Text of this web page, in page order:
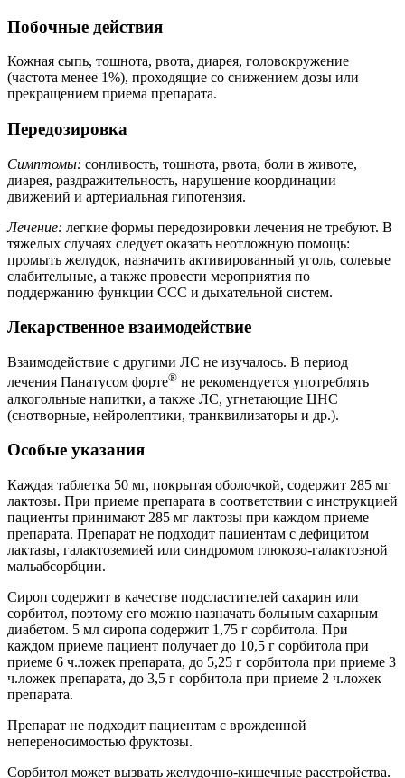
Побочные действия
Кожная сыпь, тошнота, рвота, диарея, головокружение
(частота менее 1%), проходящие со снижением дозы или
прекращением приема препарата.
Передозировка
Симптомы: сонливость, тошнота, рвота, боли в животе,
диарея, раздражительность, нарушение координации
движений и артериальная гипотензия.
Лечение: легкие формы передозировки лечения не требуют. В
тяжелых случаях следует оказать неотложную помощь:
промыть желудок, назначить активированный уголь, солевые
слабительные, а также провести мероприятия по
поддержанию функции ССС и дыхательной систем.
Лекарственное взаимодействие
Взаимодействие с другими ЛС не изучалось. В период
лечения Панатусом форте® не рекомендуется употреблять
алкогольные напитки, а также ЛС, угнетающие ЦНС
(снотворные, нейролептики, транквилизаторы и др.).
Особые указания
Каждая таблетка 50 мг, покрытая оболочкой, содержит 285 мг
лактозы. При приеме препарата в соответствии с инструкцией
пациенты принимают 285 мг лактозы при каждом приеме
препарата. Препарат не подходит пациентам с дефицитом
лактазы, галактоземией или синдромом глюкозо-галактозной
мальабсорбции.
Сироп содержит в качестве подсластителей сахарин или
сорбитол, поэтому его можно назначать больным сахарным
диабетом. 5 мл сиропа содержит 1,75 г сорбитола. При
каждом приеме пациент получает до 10,5 г сорбитола при
приеме 6 ч.ложек препарата, до 5,25 г сорбитола при приеме 3
ч.ложек препарата, до 3,5 г сорбитола при приеме 2 ч.ложек
препарата.
Препарат не подходит пациентам с врожденной
непереносимостью фруктозы.
Сорбитол может вызвать желудочно-кишечные расстройства.